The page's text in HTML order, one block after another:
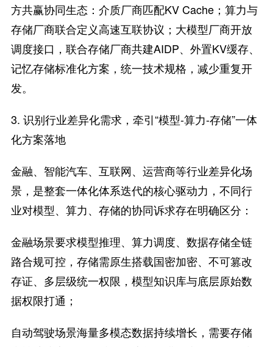
方共赢协同生态：介质厂商匹配KV Cache；算力与
存储厂商联合定义高速互联协议；大模型厂商开放
调度接口，联合存储厂商共建AIDP、外置KV缓存、
记忆存储标准化方案，统一技术规格，减少重复开
发。
3. 识别行业差异化需求，牵引“模型-算力-存储”一体
化方案落地
金融、智能汽车、互联网、运营商等行业差异化场
景，是整套一体化体系迭代的核心驱动力，不同行
业对模型、算力、存储的协同诉求存在明确区分：
金融场景要求模型推理、算力调度、数据存储全链
路合规可控，存储需原生搭载国密加密、不可篡改
存证、多层级统一权限，模型知识库与底层原始数
据权限打通；
自动驾驶场景海量多模态数据持续增长，需要存储